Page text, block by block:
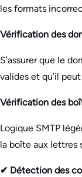
les formats
Vérification des
S’assurer que le
valides et qu’il
Vérification des
Logique SMTP
la boîte aux lettres
✔ Détection des